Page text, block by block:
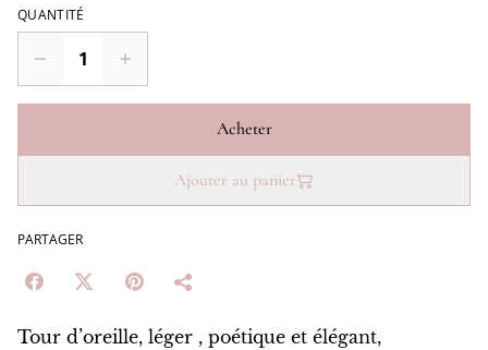
QUANTITÉ
Acheter
Ajouter au panier
PARTAGER
Tour d’oreille, léger , poétique et élégant,